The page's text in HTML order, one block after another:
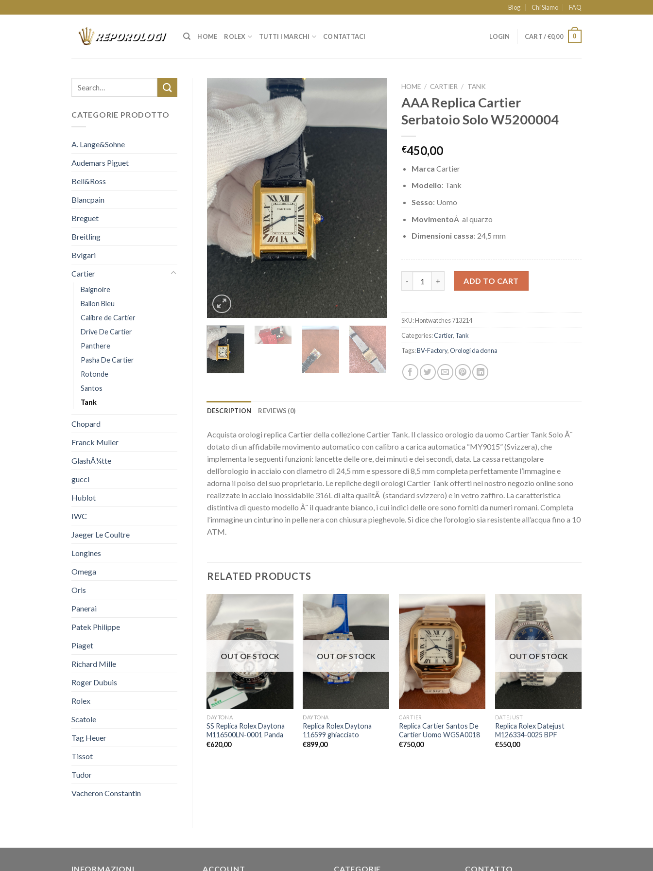
to
Blog Chi Siamo FAQ
HOME ROLEX TUTTI I MARCHI CONTATTACI LOGIN CART /€0,00 0
CATEGORIE PRODOTTO
A. Lange&Sohne
Audemars Piguet
Bell&Ross
Blancpain
Breguet
Breitling
Bvlgari
Cartier
Baignoire
Ballon Bleu
Calibre de Cartier
Drive De Cartier
Panthere
Pasha De Cartier
Rotonde
Santos
Tank
Chopard
Franck Muller
GlashÃ¼tte
gucci
Hublot
IWC
Jaeger Le Coultre
Longines
Omega
Oris
Panerai
Patek Philippe
Piaget
Richard Mille
Roger Dubuis
Rolex
Scatole
Tag Heuer
Tissot
Tudor
Vacheron Constantin
HOME / CARTIER / TANK
AAA Replica Cartier
Serbatoio Solo W5200004
€450,00
MarcaCartier
Modello: Tank
Sesso: Uomo
MovimentoÂ al quarzo
Dimensioni cassa: 24,5 mm
ADD TO CART
SKU:Hontwatches 713214
Categories:Cartier, Tank
Tags:BV-Factory,Orologi da donna
DESCRIPTION REVIEWS (0)
Acquista orologi replica Cartier della collezione Cartier Tank. Il classico orologio da uomo Cartier Tank Solo Ã¨
dotato di un affidabile movimento automatico con calibro a carica automatica “MY9015” (Svizzera), che
implementa le seguenti funzioni: lancette delle ore, dei minuti e dei secondi, data. La cassa rettangolare
dell’orologio in acciaio con diametro di 24,5 mm e spessore di 8,5 mm completa perfettamente l’immagine e
adorna il polso del suo proprietario. Le repliche degli orologi Cartier Tank offerti nel nostro negozio online sono
realizzate in acciaio inossidabile 316L di alta qualitÃ (standard svizzero) e in vetro zaffiro. La caratteristica
distintiva di questo modello Ã¨ il quadrante bianco, i cui indici delle ore sono forniti da numeri romani. Completa
l’immagine un cinturino in pelle nera con chiusura pieghevole. Si dice che l’orologio sia resistente all’acqua fino a 10
ATM.
RELATED PRODUCTS
OUT OF STOCK
DAYTONA
SS Replica Rolex Daytona
M116500LN-0001 Panda
€620,00
OUT OF STOCK
DAYTONA
Replica Rolex Daytona
116599 ghiacciato
€899,00
CARTIER
Replica Cartier Santos De
Cartier Uomo WGSA0018
€750,00
OUT OF STOCK
DATEJUST
Replica Rolex Datejust
M126334-0025 BPF
€550,00
INFORMAZIONI ACCOUNT CATEGORIE CONTATTO